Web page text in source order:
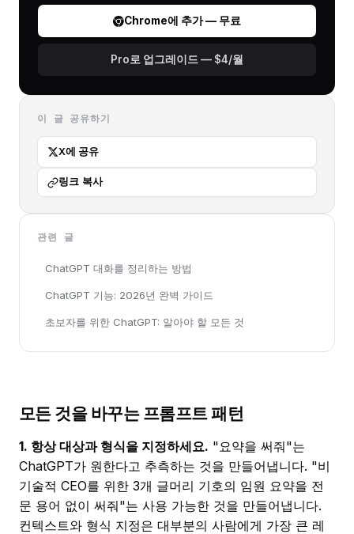
모든 것을 바꾸는 프롬프트 패턴
1. 항상 대상과 형식을 지정하세요. "요약을 써줘"는
ChatGPT가 원한다고 추측하는 것을 만들어냅니다. "비
기술적 CEO를 위한 3개 글머리 기호의 임원 요약을 전
문 용어 없이 써줘"는 사용 가능한 것을 만들어냅니다.
컨텍스트와 형식 지정은 대부분의 사람에게 가장 큰 레
Chrome에 추가 — 무료
Pro로 업그레이드 — $4/월
이 글 공유하기
X에 공유
링크 복사
관련 글
ChatGPT 대화를 정리하는 방법
ChatGPT 기능: 2026년 완벽 가이드
초보자를 위한 ChatGPT: 알아야 할 모든 것